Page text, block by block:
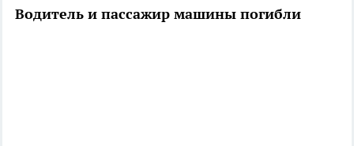
Водитель и пассажир машины погибли